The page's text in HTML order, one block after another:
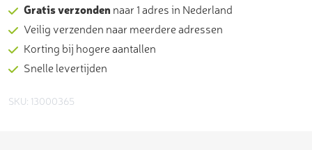
Gratis verzonden naar 1 adres in Nederland
Veilig verzenden naar meerdere adressen
Korting bij hogere aantallen
Snelle levertijden
SKU: 13000365